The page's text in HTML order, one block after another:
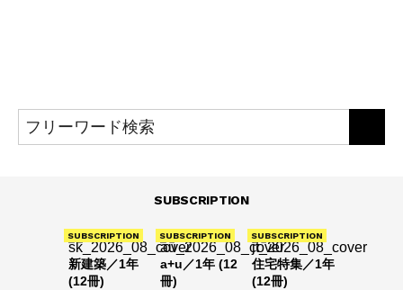
SUBSCRIPTION
SUBSCRIPTION
新建築／1年
(12冊)
SUBSCRIPTION
a+u／1年 (12
冊)
SUBSCRIPTION
住宅特集／1年
(12冊)